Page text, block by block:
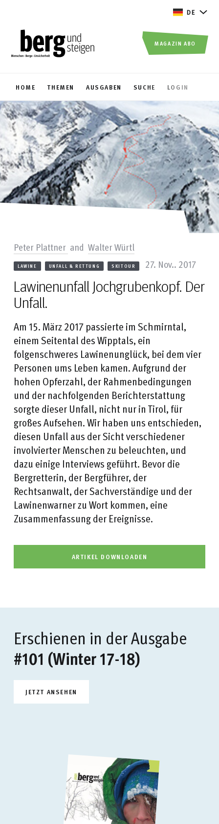
DE
HOME THEMEN AUSGABEN SUCHE LOGIN
MAGAZIN ABO
Lawinenunfall Jochgrubenkopf. Der
Unfall.
LAWINE UNFALL & RETTUNG SKITOUR 27. Nov.. 2017
Peter Plattner and Walter Würtl
Am 15. März 2017 passierte im Schmirntal,
einem Seitental des Wipptals, ein
folgenschweres Lawinenunglück, bei dem vier
Personen ums Leben kamen. Aufgrund der
hohen Opferzahl, der Rahmenbedingungen
und der nachfolgenden Berichterstattung
sorgte dieser Unfall, nicht nur in Tirol, für
großes Aufsehen. Wir haben uns entschieden,
diesen Unfall aus der Sicht verschiedener
involvierter Menschen zu beleuchten, und
dazu einige Interviews geführt. Bevor die
Bergretterin, der Bergführer, der
Rechtsanwalt, der Sachverständige und der
Lawinenwarner zu Wort kommen, eine
Zusammenfassung der Ereignisse.
ARTIKEL DOWNLOADEN
Erschienen in der Ausgabe
#101 (Winter 17-18)
JETZT ANSEHEN